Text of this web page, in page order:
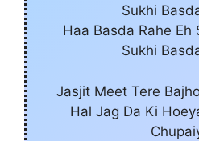
Sukhi
Haa Basda Rahe Eh
Sukhi
Jasjit Meet Tere
Hal Jag Da Ki